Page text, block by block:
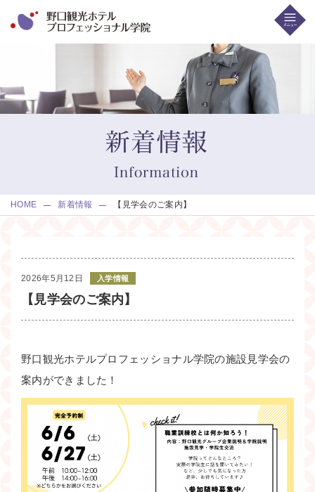
HOME 新着情報 【見学会のご案内】
2026年5月12日 入学情報
【見学会のご案内】
野口観光ホテルプロフェッショナル学院の施設見学会の
案内ができました！